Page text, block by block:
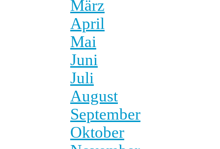
März
April
Mai
Juni
Juli
August
September
Oktober